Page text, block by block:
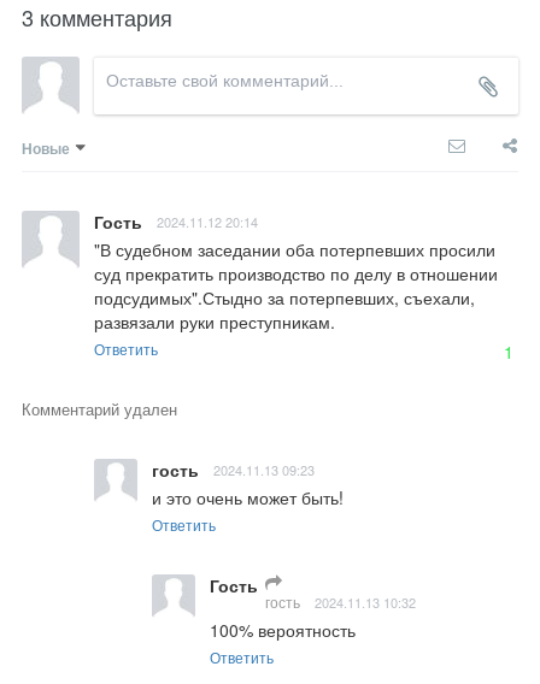
3 комментария
Новые
Гость 2024.11.12 20:14
"В судебном заседании оба потерпевших просили
суд прекратить производство по делу в отношении
подсудимых".Стыдно за потерпевших, съехали,
развязали руки преступникам.
Ответить 1
Комментарий удален
гость 2024.11.13 09:23
и это очень может быть!
Ответить
Гость
гость 2024.11.13 10:32
100% вероятность
Ответить